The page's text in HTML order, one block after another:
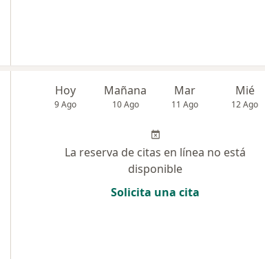
Hoy
9 Ago
Mañana
10 Ago
Mar
11 Ago
Mié
12 Ago
La reserva de citas en línea no está
disponible
Solicita una cita